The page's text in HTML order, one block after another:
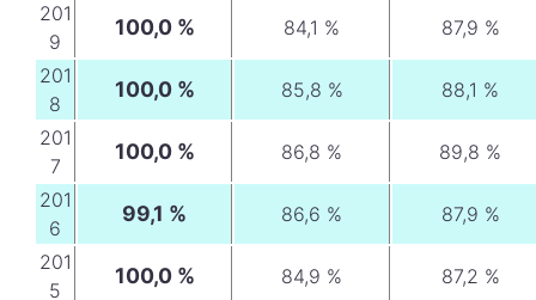
201
9
100,0 % 84,1 %
87,9 %
201
8
100,0 % 85,8 %
88,1 %
201
7
100,0 % 86,8 %
89,8 %
201
6
99,1 % 86,6 %
87,9 %
201
5
100,0 % 84,9 %
87,2 %